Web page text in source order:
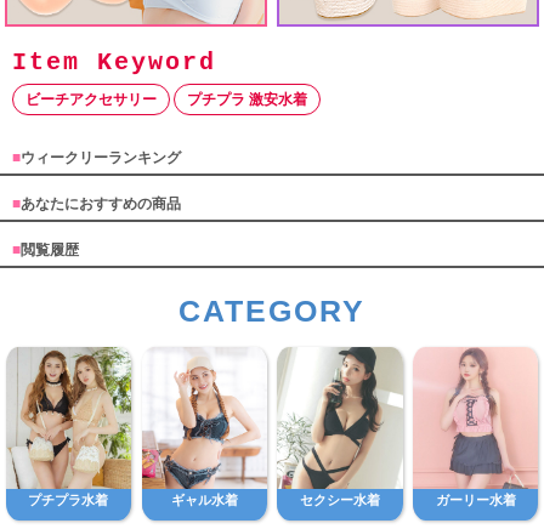
ビーチアクセサリー プチプラ 激安水着
■ウィークリーランキング
■あなたにおすすめの商品
■閲覧履歴
CATEGORY
プチプラ水着 ギャル水着 セクシー水着 ガーリー水着